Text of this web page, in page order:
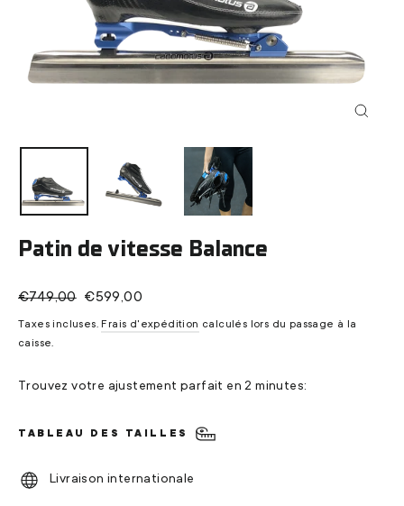
Patin de vitesse Balance
Prix
régulier
€749,00 Prix
réduit
€599,00
Taxes incluses. Frais d'expédition calculés lors du passage à la
caisse.
Trouvez votre ajustement parfait en 2 minutes:
TABLEAU DES TAILLES
Livraison internationale